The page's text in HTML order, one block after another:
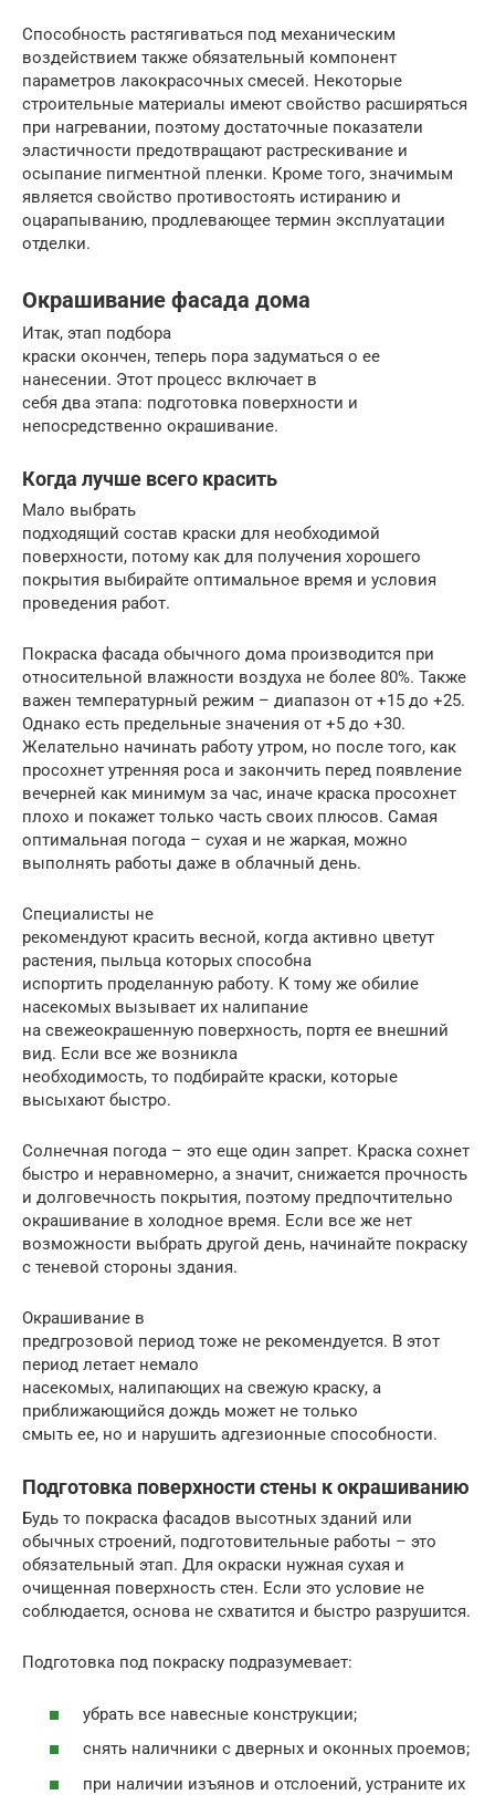
Способность растягиваться под механическим
воздействием также обязательный компонент
параметров лакокрасочных смесей. Некоторые
строительные материалы имеют свойство расширяться
при нагревании, поэтому достаточные показатели
эластичности предотвращают растрескивание и
осыпание пигментной пленки. Кроме того, значимым
является свойство противостоять истиранию и
оцарапыванию, продлевающее термин эксплуатации
отделки.
Окрашивание фасада дома
Итак, этап подбора
краски окончен, теперь пора задуматься о ее
нанесении. Этот процесс включает в
себя два этапа: подготовка поверхности и
непосредственно окрашивание.
Когда лучше всего красить
Мало выбрать
подходящий состав краски для необходимой
поверхности, потому как для получения хорошего
покрытия выбирайте оптимальное время и условия
проведения работ.
Покраска фасада обычного дома производится при
относительной влажности воздуха не более 80%. Также
важен температурный режим – диапазон от +15 до +25.
Однако есть предельные значения от +5 до +30.
Желательно начинать работу утром, но после того, как
просохнет утренняя роса и закончить перед появление
вечерней как минимум за час, иначе краска просохнет
плохо и покажет только часть своих плюсов. Самая
оптимальная погода – сухая и не жаркая, можно
выполнять работы даже в облачный день.
Специалисты не
рекомендуют красить весной, когда активно цветут
растения, пыльца которых способна
испортить проделанную работу. К тому же обилие
насекомых вызывает их налипание
на свежеокрашенную поверхность, портя ее внешний
вид. Если все же возникла
необходимость, то подбирайте краски, которые
высыхают быстро.
Солнечная погода – это еще один запрет. Краска сохнет
быстро и неравномерно, а значит, снижается прочность
и долговечность покрытия, поэтому предпочтительно
окрашивание в холодное время. Если все же нет
возможности выбрать другой день, начинайте покраску
с теневой стороны здания.
Окрашивание в
предгрозовой период тоже не рекомендуется. В этот
период летает немало
насекомых, налипающих на свежую краску, а
приближающийся дождь может не только
смыть ее, но и нарушить адгезионные способности.
Подготовка поверхности стены к окрашиванию
Будь то покраска фасадов высотных зданий или
обычных строений, подготовительные работы – это
обязательный этап. Для окраски нужная сухая и
очищенная поверхность стен. Если это условие не
соблюдается, основа не схватится и быстро разрушится.
Подготовка под покраску подразумевает:
убрать все навесные конструкции;
снять наличники с дверных и оконных проемов;
при наличии изъянов и отслоений, устраните их